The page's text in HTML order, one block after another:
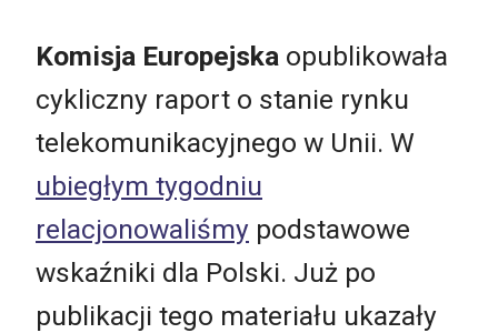
Komisja Europejska opublikowała
cykliczny raport o stanie rynku
telekomunikacyjnego w Unii. W
ubiegłym tygodniu
relacjonowaliśmy podstawowe
wskaźniki dla Polski. Już po
publikacji tego materiału ukazały